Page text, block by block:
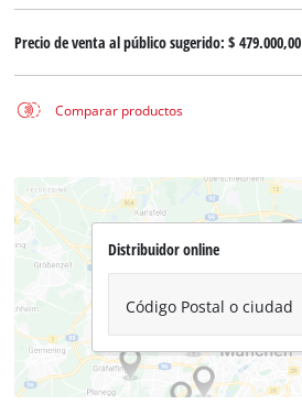
Precio de venta al público sugerido:$ 479.000,00
Comparar productos
Distribuidor online
Código Postal o ciudad